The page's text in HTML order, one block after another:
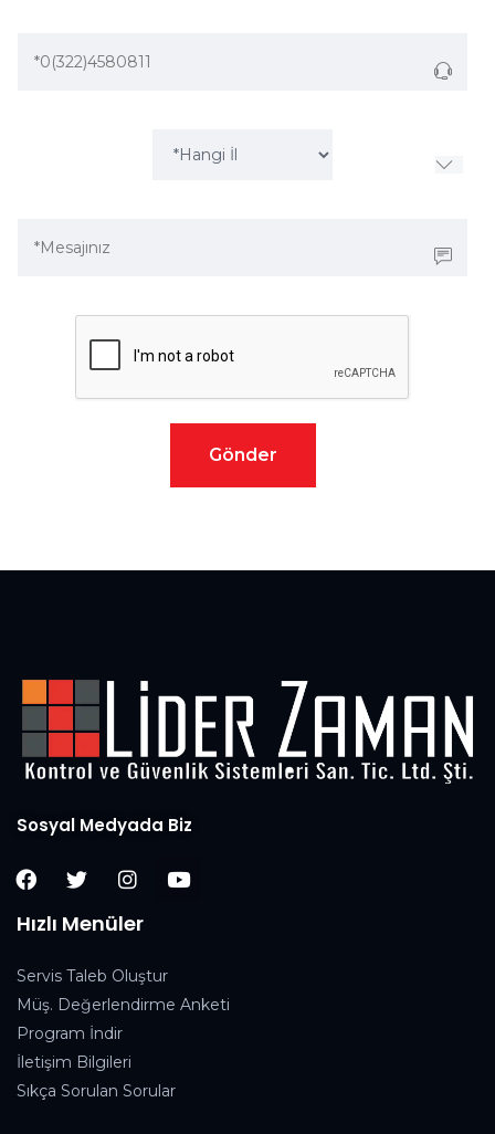
Sosyal Medyada Biz
Hızlı Menüler
Servis Taleb Oluştur
Müş. Değerlendirme Anketi
Program İndir
İletişim Bilgileri
Sıkça Sorulan Sorular